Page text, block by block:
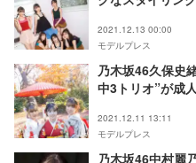
2021.12.13 00:00
モデルプレス
乃木坂46久保史
中3トリオ”が成
2021.12.11 13:11
モデルプレス
乃木坂46中村麗